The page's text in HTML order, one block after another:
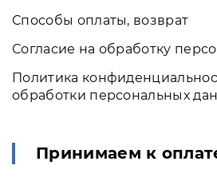
Способы оплаты, возврат
Согласие на обработку
Политика
обработки персональных
Принимаем к